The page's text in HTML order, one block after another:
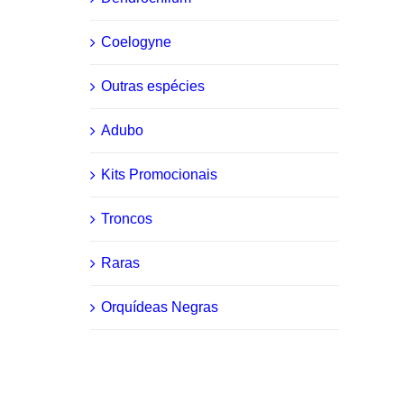
Coelogyne
Outras espécies
Adubo
Kits Promocionais
Troncos
Raras
Orquídeas Negras